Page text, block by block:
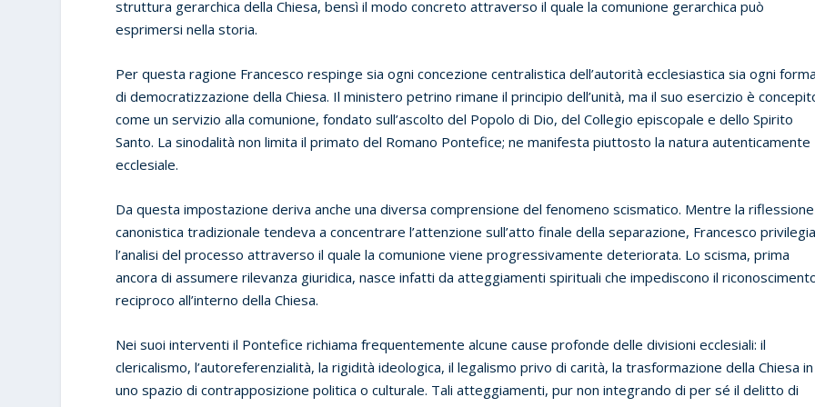
struttura gerarchica della Chiesa, bensì il modo concreto attraverso il quale la comunione gerarchica può
esprimersi nella storia.
Per questa ragione Francesco respinge sia ogni concezione centralistica dell’autorità ecclesiastica sia ogni forma
di democratizzazione della Chiesa. Il ministero petrino rimane il principio dell’unità, ma il suo esercizio è
come un servizio alla comunione, fondato sull’ascolto del Popolo di Dio, del Collegio episcopale e dello Spirito
Santo. La sinodalità non limita il primato del Romano Pontefice; ne manifesta piuttosto la natura autenticamente
ecclesiale.
Da questa impostazione deriva anche una diversa comprensione del fenomeno scismatico. Mentre la riflessione
canonistica tradizionale tendeva a concentrare l’attenzione sull’atto finale della separazione, Francesco privilegia
l’analisi del processo attraverso il quale la comunione viene progressivamente deteriorata. Lo scisma, prima
ancora di assumere rilevanza giuridica, nasce infatti da atteggiamenti spirituali che impediscono il
reciproco all’interno della Chiesa.
Nei suoi interventi il Pontefice richiama frequentemente alcune cause profonde delle divisioni ecclesiali: il
clericalismo, l’autoreferenzialità, la rigidità ideologica, il legalismo privo di carità, la trasformazione della Chiesa in
uno spazio di contrapposizione politica o culturale. Tali atteggiamenti, pur non integrando di per sé il delitto di